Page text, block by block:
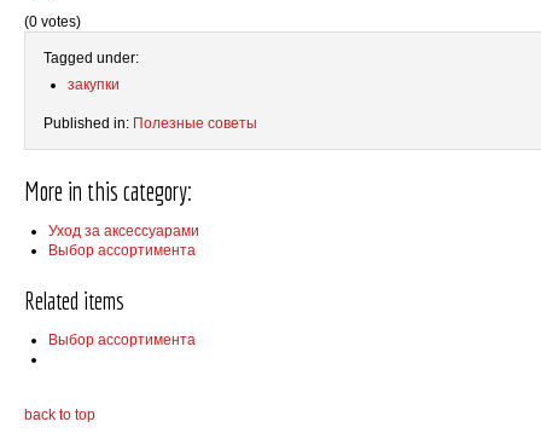
(0 votes)
Tagged under:
закупки
Published in: Полезные советы
More in this category:
Уход за аксессуарами
Выбор ассортимента
Related items
Выбор ассортимента
back to top